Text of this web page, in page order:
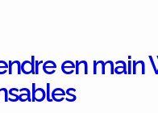
en main